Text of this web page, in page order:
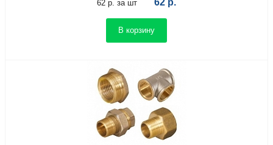
62 р. за шт 62 р.
В корзину